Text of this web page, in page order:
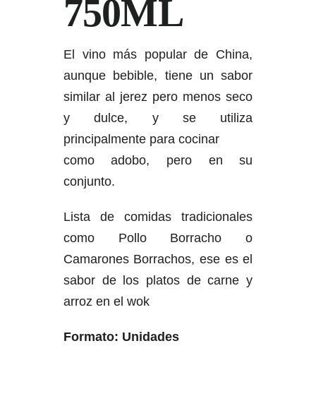
750ML
El vino más popular de China,
aunque bebible, tiene un sabor
similar al jerez pero menos seco
y dulce, y se utiliza
principalmente para cocinar
como adobo, pero en su
conjunto.
Lista de comidas tradicionales
como Pollo Borracho o
Camarones Borrachos, ese es el
sabor de los platos de carne y
arroz en el wok
Formato: Unidades